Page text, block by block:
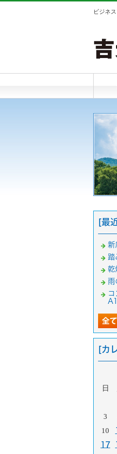
ビジネ
[最
新
踏
乾
雨
[カ
日
3
10
17